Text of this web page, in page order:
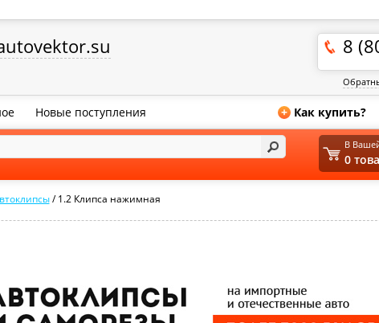
8
Новые поступления + Как купить?
/1.2 Клипса нажимная
В
0